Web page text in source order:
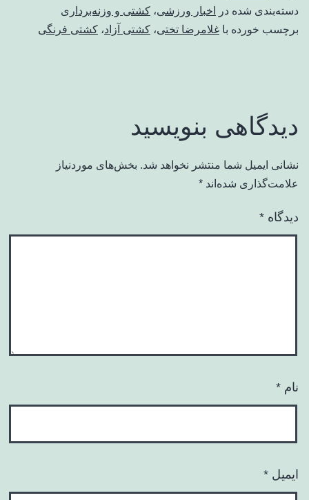
دسته‌بندی شده در
اخبار ورزشی، کشتی و وزنه‌برداری
برچسب خورده با غلامرضا تختی، کشتی آزاد، کشتی فرنگی
دیدگاهی بنویسید
نشانی ایمیل شما منتشر نخواهد شد. بخش‌های موردنیاز
علامت‌گذاری شده‌اند *
دیدگاه *
نام *
ایمیل *